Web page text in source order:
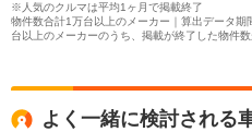
※人気のクルマは平均1ヶ月で掲載終了
物件数合計1万台以上のメーカー｜算出データ
台以上のメーカーのうち、掲載が終了した物件
よく一緒に検討される